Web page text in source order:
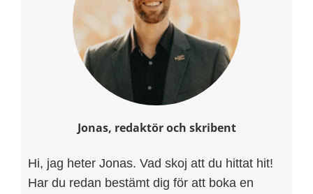
Jonas, redaktör och skribent
Hi, jag heter Jonas. Vad skoj att du hittat hit!
Har du redan bestämt dig för att boka en